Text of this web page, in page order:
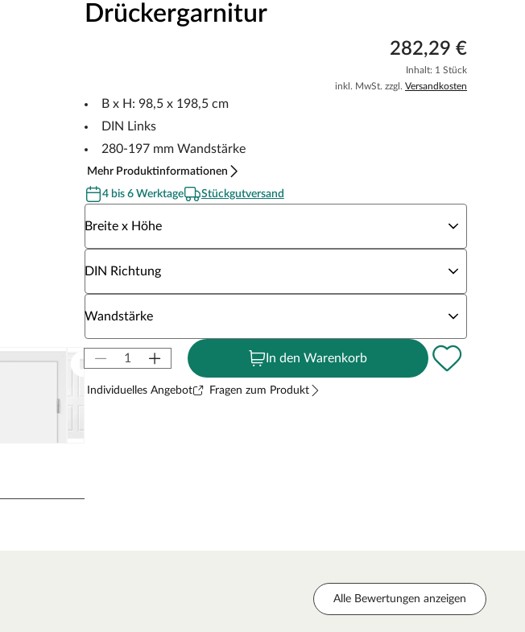
Drückergarnitur
282,29 €
Inhalt: 1 Stück
inkl. MwSt. zzgl. Versandkosten
B x H: 98,5 x 198,5 cm
DIN Links
280-197 mm Wandstärke
Mehr Produktinformationen
4 bis 6 Werktage
Stückgutversand
Breite x Höhe
DIN Richtung
Wandstärke
In den Warenkorb
Individuelles Angebot Fragen zum Produkt
Alle Bewertungen anzeigen